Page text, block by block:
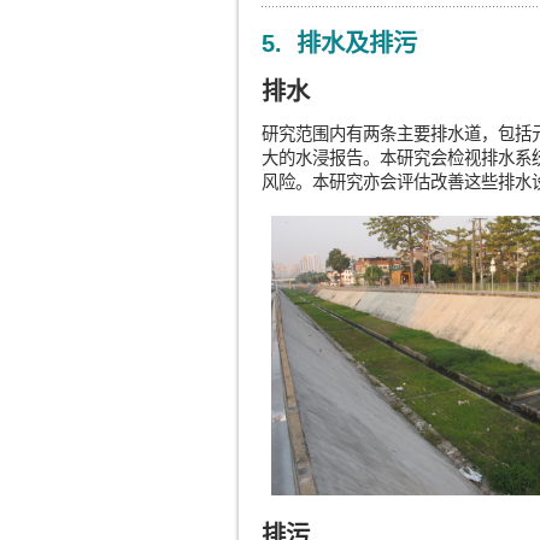
5. 排水及排污
排水
研究范围内有两条主要排水道，包
大的水浸报告。本研究会检视排水
风险。本研究亦会评估改善这些排水